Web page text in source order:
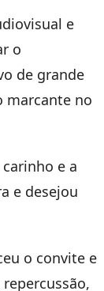
e
o
de grande
marcante no
e a
e desejou
o convite e